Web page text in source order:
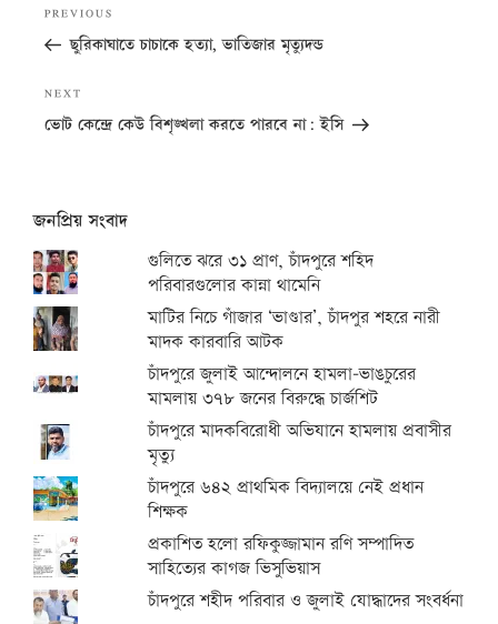
navigation
Previous
Post
PREVIOUS
ছুরিকাঘাতে চাচাকে হত্যা, ভাতিজার মৃত্যুদন্ড
Next
Post
NEXT
ভোট কেন্দ্রে কেউ বিশৃঙ্খলা করতে পারবে না: ইসি
জনপ্রিয় সংবাদ
গুলিতে ঝরে ৩১ প্রাণ, চাঁদপুরে শহিদ
পরিবারগুলোর কান্না থামেনি
মাটির নিচে গাঁজার ‘ভাণ্ডার’, চাঁদপুর শহরে নারী
মাদক কারবারি আটক
চাঁদপুরে জুলাই আন্দোলনে হামলা-ভাঙচুরের
মামলায় ৩৭৮ জনের বিরুদ্ধে চার্জশিট
চাঁদপুরে মাদকবিরোধী অভিযানে হামলায় প্রবাসীর
মৃত্যু
চাঁদপুরে ৬৪২ প্রাথমিক বিদ্যালয়ে নেই প্রধান
শিক্ষক
প্রকাশিত হলো রফিকুজ্জামান রণি সম্পাদিত
সাহিত্যের কাগজ ভিসুভিয়াস
চাঁদপুরে শহীদ পরিবার ও জুলাই যোদ্ধাদের সংবর্ধনা